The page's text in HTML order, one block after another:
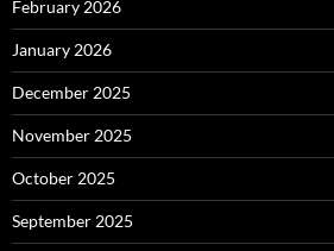
February 2026
January 2026
December 2025
November 2025
October 2025
September 2025